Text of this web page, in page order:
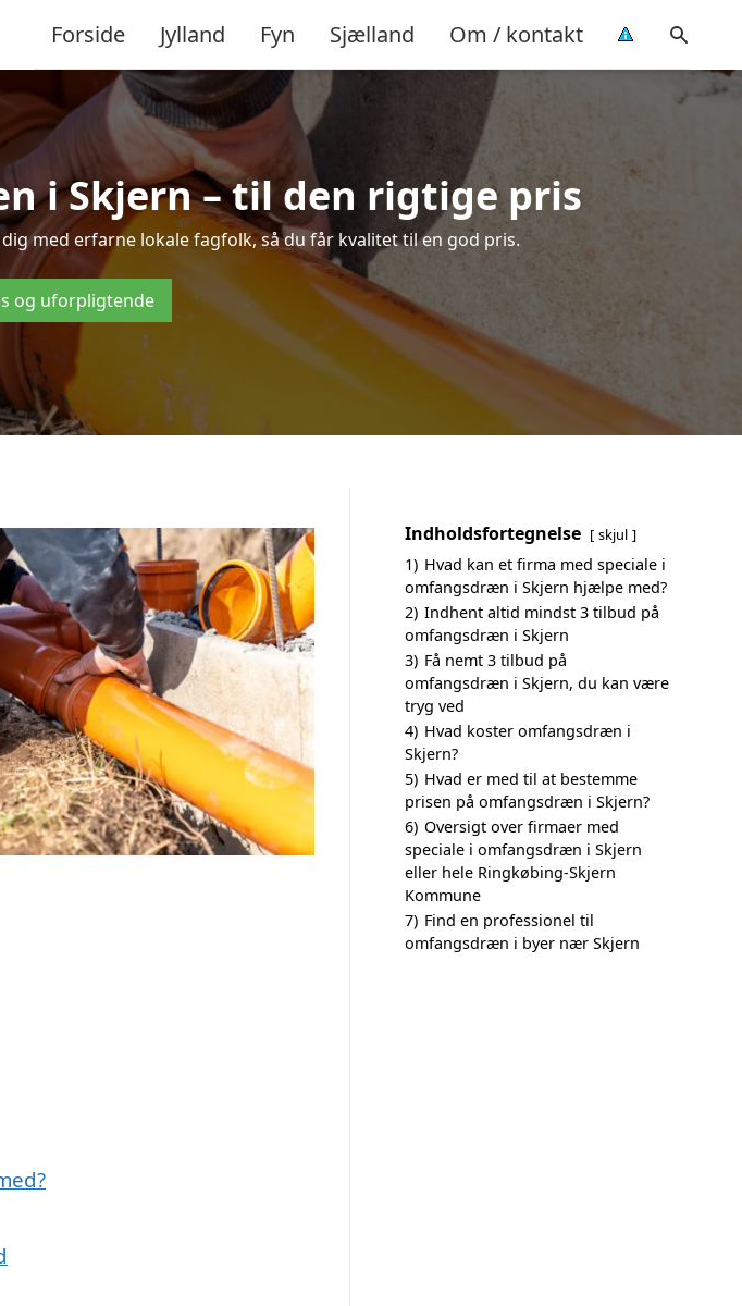
Forside Jylland Fyn Sjælland Om / kontakt
i Skjern – til den rigtige pris
med erfarne lokale fagfolk, så du får kvalitet til en god pris.
og uforpligtende
Indholdsfortegnelse skjul
1) Hvad kan et firma med speciale i
omfangsdræn i Skjern hjælpe med?
2) Indhent altid mindst 3 tilbud på
omfangsdræn i Skjern
3) Få nemt 3 tilbud på
omfangsdræn i Skjern, du kan være
tryg ved
4) Hvad koster omfangsdræn i
Skjern?
5) Hvad er med til at bestemme
prisen på omfangsdræn i Skjern?
6) Oversigt over firmaer med
speciale i omfangsdræn i Skjern
eller hele Ringkøbing-Skjern
Kommune
7) Find en professionel til
omfangsdræn i byer nær Skjern